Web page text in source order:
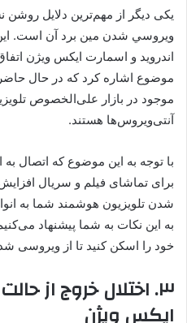
يکی دیگر از مهم‌ترین دلایل روشن
ويروسي شدن مين برد آن است. این
اندرويد و اسمارت ایکس ویژن
موضوع اشاره کرد که در حال
موجود در بازار علی‌الخصوص
آنتی‌ویروس‌ها هستند.
با توجه به این موضوع که اتصال
برای تماشای فیلم و سریال افزايش
شدن تلويزيون هوشمند شما به
به این نکات به شما پیشنهاد
خود را اسکن کنید تا از ویروسی
۳.اختلال خروج از
ایکس ویژن